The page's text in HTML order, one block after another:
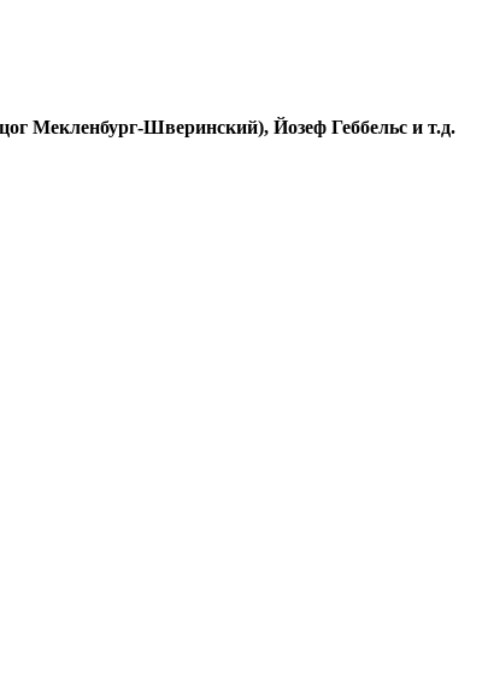
Мекленбург-Шверинский), Йозеф Геббельс и т.д.